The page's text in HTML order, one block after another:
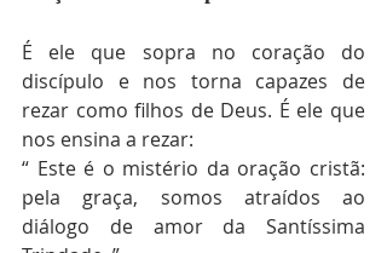
É ele que sopra no coração do
discípulo e nos torna capazes de
rezar como filhos de Deus. É ele que
nos ensina a rezar:
“ Este é o mistério da oração cristã:
pela graça, somos atraídos ao
diálogo de amor da Santíssima